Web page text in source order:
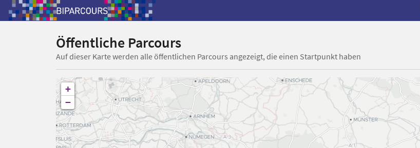
Öffentliche Parcours
Auf dieser Karte werden alle öffentlichen Parcours angezeigt, die einen Startpunkt haben
+
−